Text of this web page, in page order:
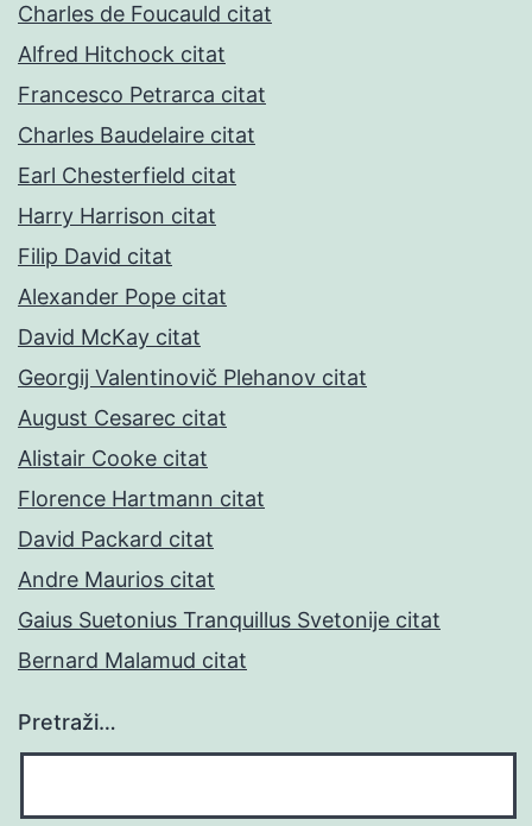
Charles de Foucauld citat
Alfred Hitchock citat
Francesco Petrarca citat
Charles Baudelaire citat
Earl Chesterfield citat
Harry Harrison citat
Filip David citat
Alexander Pope citat
David McKay citat
Georgij Valentinovič Plehanov citat
August Cesarec citat
Alistair Cooke citat
Florence Hartmann citat
David Packard citat
Andre Maurios citat
Gaius Suetonius Tranquillus Svetonije citat
Bernard Malamud citat
Pretraži…